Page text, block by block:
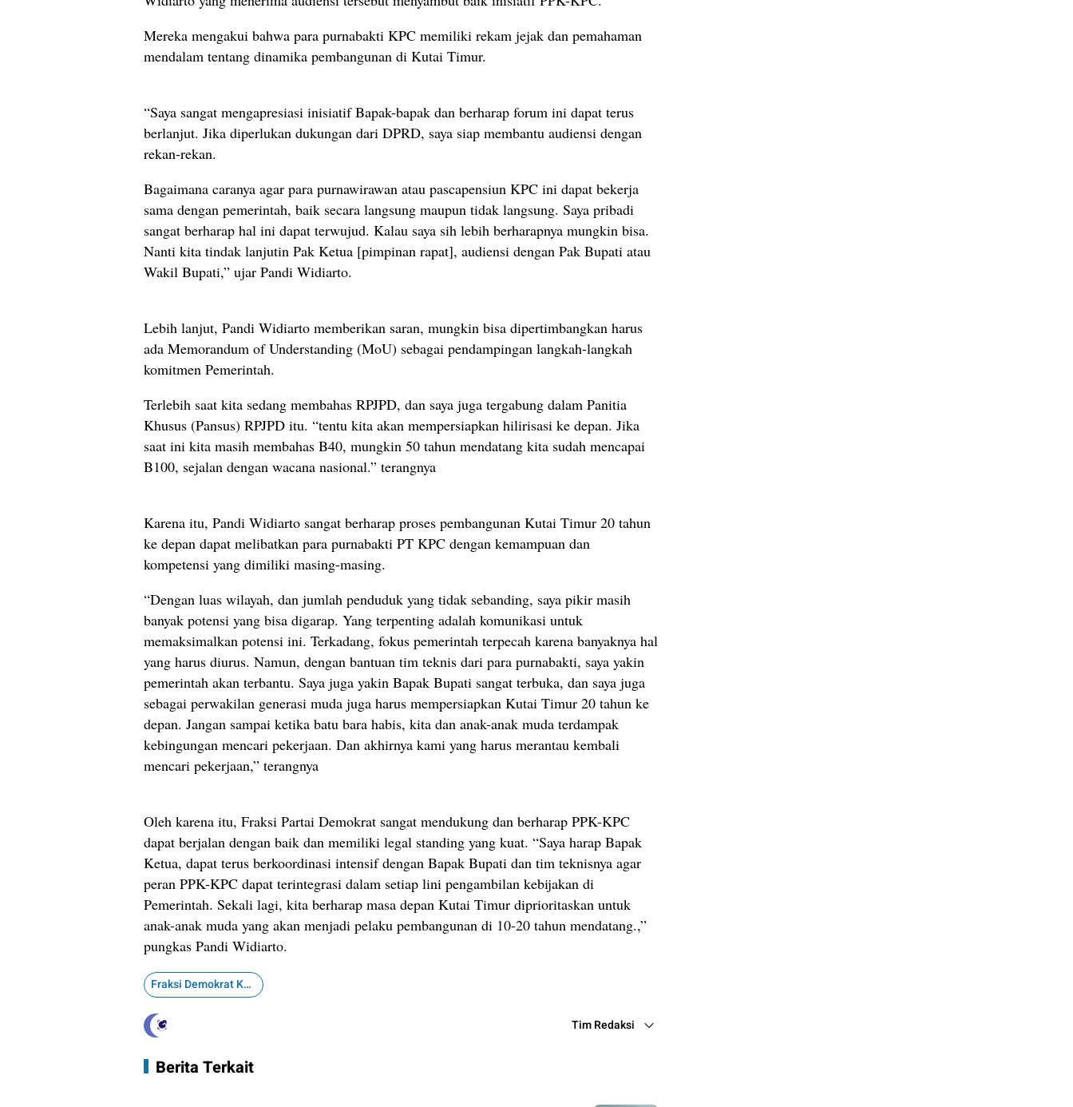
Mereka mengakui bahwa para purnabakti KPC memiliki rekam jejak dan pemahaman
mendalam tentang dinamika pembangunan di Kutai Timur.
“Saya sangat mengapresiasi inisiatif Bapak-bapak dan berharap forum ini dapat terus
berlanjut. Jika diperlukan dukungan dari DPRD, saya siap membantu audiensi dengan
rekan-rekan.
Bagaimana caranya agar para purnawirawan atau pascapensiun KPC ini dapat bekerja
sama dengan pemerintah, baik secara langsung maupun tidak langsung. Saya pribadi
sangat berharap hal ini dapat terwujud. Kalau saya sih lebih berharapnya mungkin bisa.
Nanti kita tindak lanjutin Pak Ketua [pimpinan rapat], audiensi dengan Pak Bupati atau
Wakil Bupati,” ujar Pandi Widiarto.
Lebih lanjut, Pandi Widiarto memberikan saran, mungkin bisa dipertimbangkan harus
ada Memorandum of Understanding (MoU) sebagai pendampingan langkah-langkah
komitmen Pemerintah.
Terlebih saat kita sedang membahas RPJPD, dan saya juga tergabung dalam Panitia
Khusus (Pansus) RPJPD itu. “tentu kita akan mempersiapkan hilirisasi ke depan. Jika
saat ini kita masih membahas B40, mungkin 50 tahun mendatang kita sudah mencapai
B100, sejalan dengan wacana nasional.” terangnya
Karena itu, Pandi Widiarto sangat berharap proses pembangunan Kutai Timur 20 tahun
ke depan dapat melibatkan para purnabakti PT KPC dengan kemampuan dan
kompetensi yang dimiliki masing-masing.
“Dengan luas wilayah, dan jumlah penduduk yang tidak sebanding, saya pikir masih
banyak potensi yang bisa digarap. Yang terpenting adalah komunikasi untuk
memaksimalkan potensi ini. Terkadang, fokus pemerintah terpecah karena banyaknya hal
yang harus diurus. Namun, dengan bantuan tim teknis dari para purnabakti, saya yakin
pemerintah akan terbantu. Saya juga yakin Bapak Bupati sangat terbuka, dan saya juga
sebagai perwakilan generasi muda juga harus mempersiapkan Kutai Timur 20 tahun ke
depan. Jangan sampai ketika batu bara habis, kita dan anak-anak muda terdampak
kebingungan mencari pekerjaan. Dan akhirnya kami yang harus merantau kembali
mencari pekerjaan,” terangnya
Oleh karena itu, Fraksi Partai Demokrat sangat mendukung dan berharap PPK-KPC
dapat berjalan dengan baik dan memiliki legal standing yang kuat. “Saya harap Bapak
Ketua, dapat terus berkoordinasi intensif dengan Bapak Bupati dan tim teknisnya agar
peran PPK-KPC dapat terintegrasi dalam setiap lini pengambilan kebijakan di
Pemerintah. Sekali lagi, kita berharap masa depan Kutai Timur diprioritaskan untuk
anak-anak muda yang akan menjadi pelaku pembangunan di 10-20 tahun mendatang.,”
pungkas Pandi Widiarto.
Fraksi Demokrat Kutim
Tim Redaksi
Berita Terkait